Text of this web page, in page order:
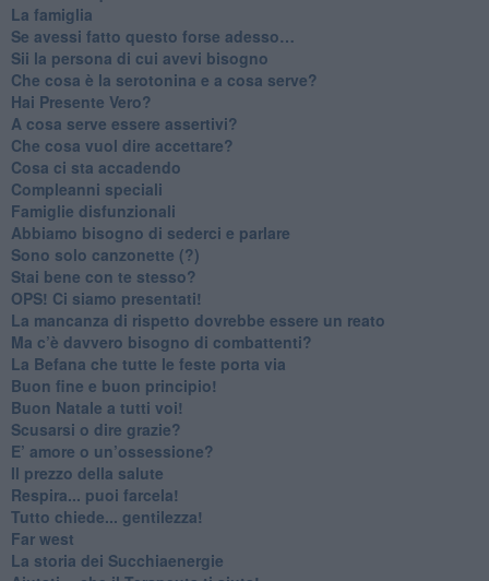
​La famiglia
​Se avessi fatto questo forse adesso…
​Sii la persona di cui avevi bisogno
Che cosa è la serotonina e a cosa serve?
​Hai Presente Vero?
A cosa serve essere assertivi?
​Che cosa vuol dire accettare?
​Cosa ci sta accadendo
​Compleanni speciali
​Famiglie disfunzionali
​Abbiamo bisogno di sederci e parlare
Sono solo canzonette (?)
​Stai bene con te stesso?
​OPS! Ci siamo presentati!
​La mancanza di rispetto dovrebbe essere un reato
​Ma c’è davvero bisogno di combattenti?
​La Befana che tutte le feste porta via
Buon fine e buon principio!
​Buon Natale a tutti voi!
​Scusarsi o dire grazie?
​E’ amore o un’ossessione?
​Il prezzo della salute
​Respira... puoi farcela!
​Tutto chiede... gentilezza!
​Far west
​La storia dei Succhiaenergie